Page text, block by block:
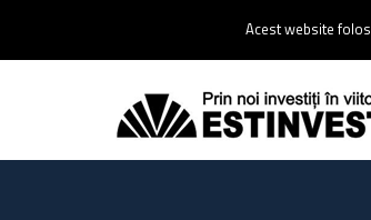
0237 238 900 |Email :
Acest website